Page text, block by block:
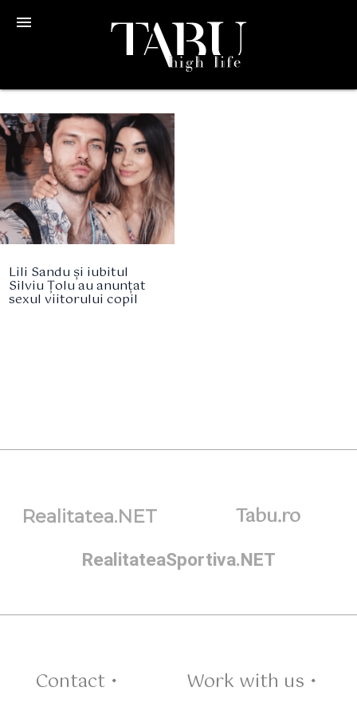
menu
Lili Sandu și iubitul
Silviu Țolu au anunțat
sexul viitorului copil
Realitatea.NET Tabu.ro
RealitateaSportiva.NET
Contact • Work with us •